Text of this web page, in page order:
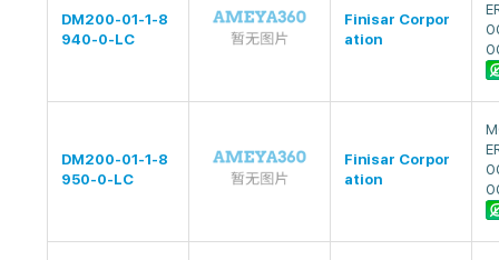
DM200-01-1-8
940-0-LC
Finisar Corpor
ation
DM200-01-1-8
950-0-LC
Finisar Corpor
ation